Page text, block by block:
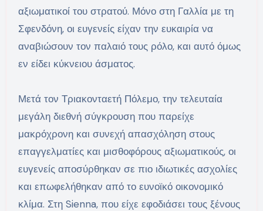
αξιωματικοί του στρατού. Μόνο στη Γαλλία με τη
Σφενδόνη, οι ευγενείς είχαν την ευκαιρία να
αναβιώσουν τον παλαιό τους ρόλο, και αυτό όμως
εν είδει κύκνειου άσματος.
Μετά τον Τριακονταετή Πόλεμο, την τελευταία
μεγάλη διεθνή σύγκρουση που παρείχε
μακρόχρονη και συνεχή απασχόληση στους
επαγγελματίες και μισθοφόρους αξιωματικούς, οι
ευγενείς αποσύρθηκαν σε πιο ιδιωτικές ασχολίες
και επωφελήθηκαν από το ευνοϊκό οικονομικό
κλίμα. Στη Sienna, που είχε εφοδιάσει τους ξένους